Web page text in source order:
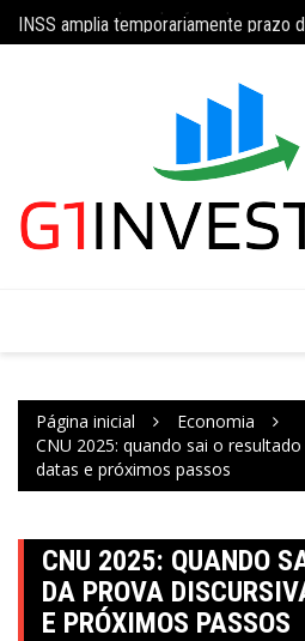
para
5×2 com limite de 40 horas semanais
INSS amplia temporariamente prazo
Página inicial
Economia
CNU 2025: quando sai o
datas e próximos passos
CNU 2025: QUANDO
DA PROVA
E PRÓXIMOS PASSOS